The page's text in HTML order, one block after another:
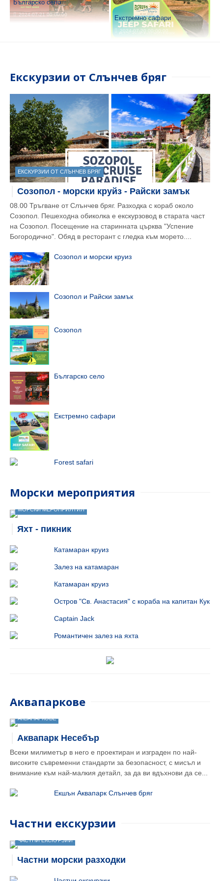
Българско село
2024-07-21 00:00:00 Екстремно сафари
2024-07-20 00:00:00
Екскурзии от Слънчев бряг
ЕКСКУРЗИИ ОТ СЛЪНЧЕВ БРЯГ
Созопол - морски круйз - Райски замък
08.00 Тръгване от Слънчев бряг. Разходка с кораб около
Созопол. Пешеходна обиколка е екскурзовод в старата част
на Созопол. Посещение на старинната църква "Успение
Богородично". Обяд в ресторант с гледка към морето....
Созопол и морски круиз
Созопол и Райски замък
Созопол
Българско село
Екстремно сафари
Forest safari
Морски мероприятия
МОРСКИ МЕРОПРИЯТИЯ
Яхт - пикник
Катамаран круиз
Залез на катамаран
Катамаран круиз
Остров "Св. Анастасия" с кораба на капитан Кук
Captain Jack
Романтичен залез на яхта
Аквапаркове
АКВАПАРКОВЕ
Аквапарк Несебър
Всеки милиметър в него е проектиран и изграден по най-
високите съвременни стандарти за безопасност, с мисъл и
внимание към най-малкия детайл, за да ви вдъхнови да се...
Екшън Аквапарк Слънчев бряг
Частни екскурзии
ЧАСТНИ ЕКСКУРЗИИ
Частни морски разходки